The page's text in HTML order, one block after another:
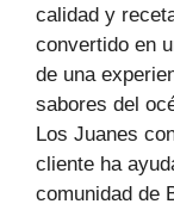
calidad y
convertido en
de una
sabores del
Los Juanes
cliente ha
comunidad de